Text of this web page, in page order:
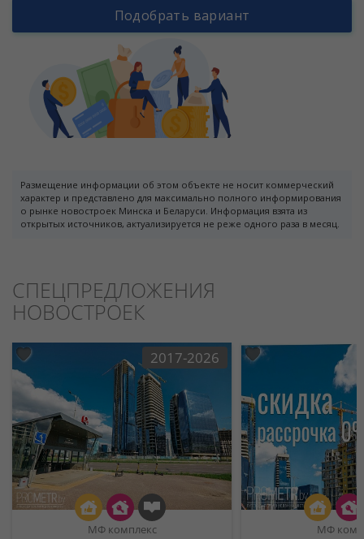
Подобрать вариант
Размещение информации об этом объекте не носит коммерческий
характер и представлено для максимально полного информирования
о рынке новостроек Минска и Беларуси. Информация взята из
открытых источников, актуализируется не реже одного раза в месяц.
СПЕЦПРЕДЛОЖЕНИЯ
НОВОСТРОЕК
2017-2026
МФ комплекс МФ